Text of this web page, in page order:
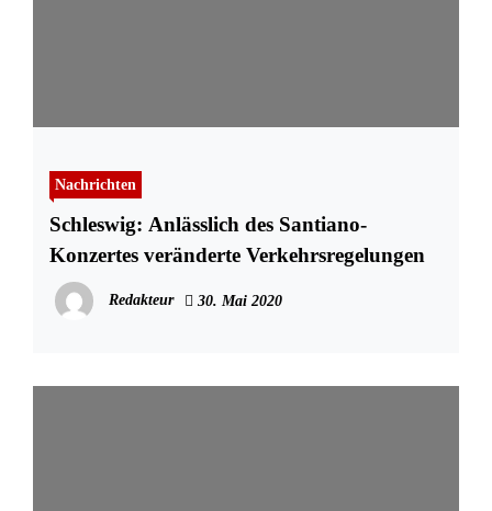
Nachrichten
Schleswig: Anlässlich des Santiano-
Konzertes veränderte Verkehrsregelungen
Redakteur 30. Mai 2020